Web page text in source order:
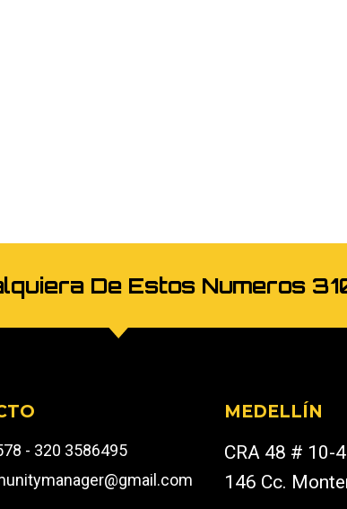
De Estos
- 320 3586495
MEDELLÍN
CRA 48 # 10-
146 Cc.